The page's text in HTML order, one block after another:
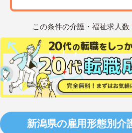
この条件の介護・福祉求人数
新潟県の雇用形態別介